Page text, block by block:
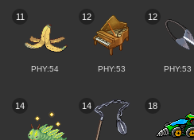
11
PHY:54
12
PHY:53
12
PHY:53
14 14 18